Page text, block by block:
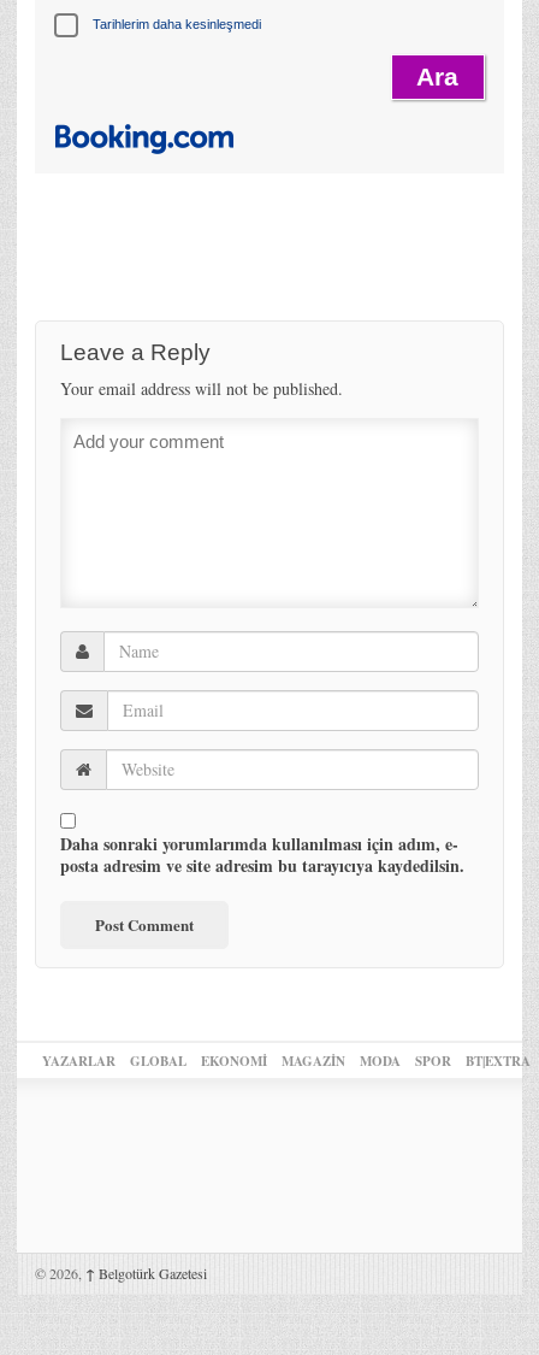
Tarihlerim daha kesinleşmedi
Leave a Reply
Your email address will not be published.
Daha sonraki yorumlarımda kullanılması için adım, e-
posta adresim ve site adresim bu tarayıcıya kaydedilsin.
YAZARLAR GLOBAL EKONOMİ MAGAZİN MODA SPOR BT|EXTRA
© 2026, ↑ Belgotürk Gazetesi